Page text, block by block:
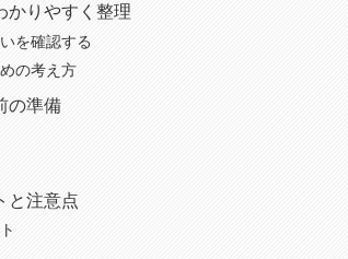
かりやすく整理
を確認する
の考え方
の準備
と注意点